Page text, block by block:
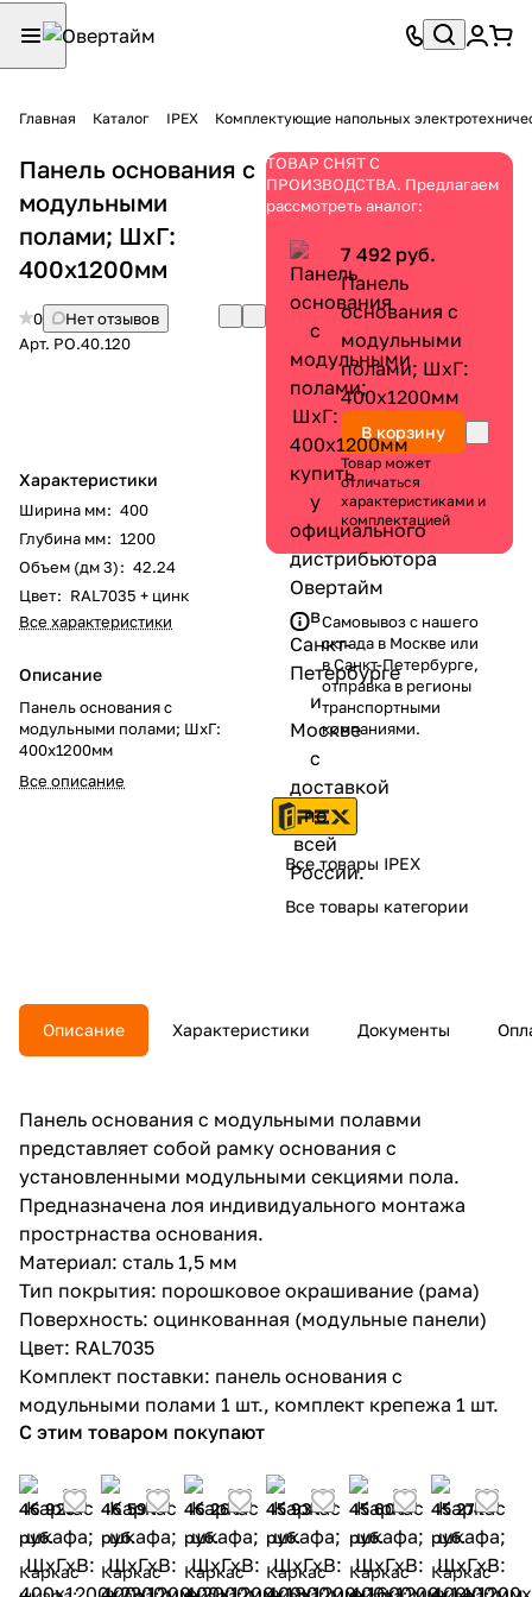
Главная Каталог IPEX Комплектующие напольных
Панель основания с
модульными
полами; ШхГ:
400х1200мм
0
Нет отзывов
Арт. PO.40.120
Характеристики
Ширина мм: 400
Глубина мм: 1200
Объем (дм 3): 42.24
Цвет: RAL7035 + цинк
Все характеристики
Описание
Панель основания с
модульными полами; ШхГ:
400х1200мм
Все описание
ТОВАР СНЯТ С
ПРОИЗВОДСТВА. Предлагаем
рассмотреть аналог:
7 492 руб.
Панель
основания с
модульными
полами; ШхГ:
400х1200мм
В корзину
Товар может
отличаться
характеристиками и
комплектацией
Самовывоз с нашего
склада в Москве или
в Санкт-Петербурге,
отправка в регионы
транспортными
компаниями.
Все товары IPEX
Все товары категории
Описание Характеристики Документы
Панель основания с модульными полавми
представляет собой рамку основания с
установленными модульными секциями пола.
Предназначена лоя индивидуального монтажа
прострнаства основания.
Материал: сталь 1,5 мм
Тип покрытия: порошковое окрашивание (рама)
Поверхность: оцинкованная (модульные панели)
Цвет: RAL7035
Комплект поставки: панель основания с
модульными полами 1 шт., комплект крепежа 1 шт.
С этим товаром покупают
46 925
руб.
Каркас
46 594
руб.
Каркас
46 264
руб.
Каркас
45 934
руб.
Каркас
45 604
руб.
Каркас
45 274
руб.
Каркас